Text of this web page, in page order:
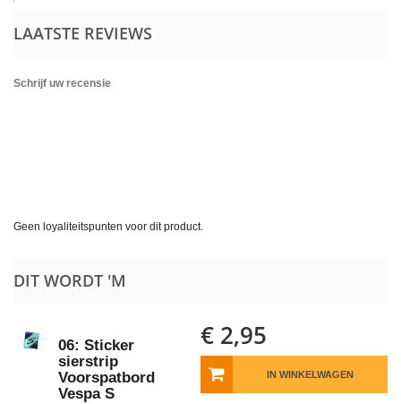
LAATSTE REVIEWS
Schrijf uw recensie
Geen loyaliteitspunten voor dit product.
DIT WORDT 'M
06: Sticker
sierstrip
Voorspatbord
Vespa S
€ 2,95
IN WINKELWAGEN